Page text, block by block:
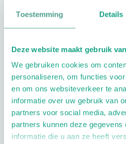
Toestemming Details
Deze website maakt gebruik
We gebruiken cookies om
personaliseren, om functies
en om ons websiteverkeer te
informatie over uw gebruik van
partners voor social media,
partners kunnen deze
informatie die u aan ze heeft
Schrijf ook een review
Extra opties